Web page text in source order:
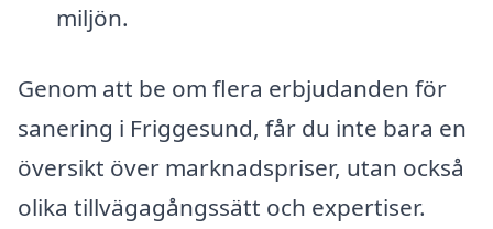
miljön.
Genom att be om flera erbjudanden för
sanering i Friggesund, får du inte bara en
översikt över marknadspriser, utan också
olika tillvägagångssätt och expertiser.